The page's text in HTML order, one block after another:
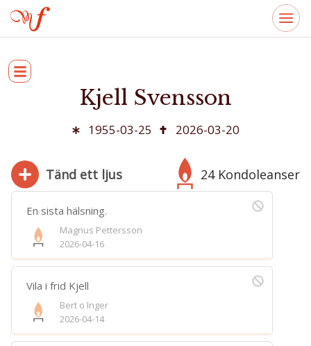
Kjell Svensson
1955-03-25 2026-03-20
Tänd ett ljus 24 Kondoleanser
Bifoga bild
Jag har läst och accepterar villkoren
Spara
En sista hälsning.
Magnus Pettersson
2026-04-16
Vila i frid Kjell
Bert o Inger
2026-04-14